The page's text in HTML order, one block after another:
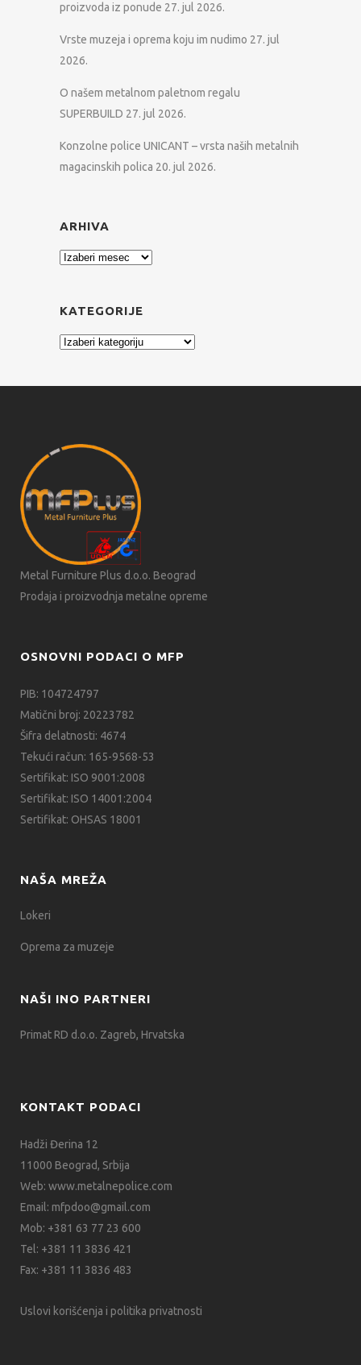
proizvoda iz ponude 27. jul 2026.
Vrste muzeja i oprema koju im nudimo 27. jul
2026.
O našem metalnom paletnom regalu
SUPERBUILD 27. jul 2026.
Konzolne police UNICANT – vrsta naših metalnih
magacinskih polica 20. jul 2026.
ARHIVA
Arhiva
KATEGORIJE
Kategorije
Metal Furniture Plus d.o.o. Beograd
Prodaja i proizvodnja metalne opreme
OSNOVNI PODACI O MFP
PIB: 104724797
Matični broj: 20223782
Šifra delatnosti: 4674
Tekući račun: 165-9568-53
Sertifikat: ISO 9001:2008
Sertifikat: ISO 14001:2004
Sertifikat: OHSAS 18001
NAŠA MREŽA
Lokeri
Oprema za muzeje
NAŠI INO PARTNERI
Primat RD d.o.o. Zagreb, Hrvatska
KONTAKT PODACI
Hadži Đerina 12
11000 Beograd, Srbija
Web: www.metalnepolice.com
Email: mfpdoo@gmail.com
Mob: +381 63 77 23 600
Tel: +381 11 3836 421
Fax: +381 11 3836 483
Uslovi korišćenja i politika privatnosti